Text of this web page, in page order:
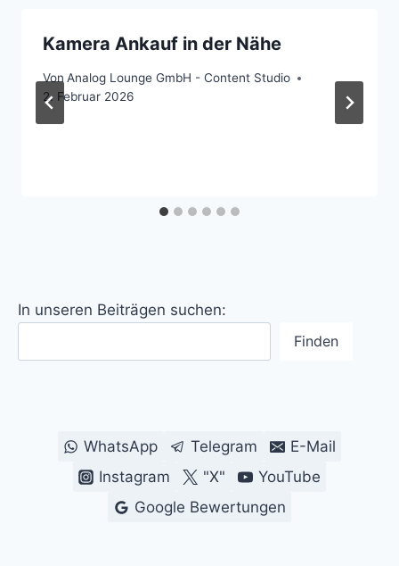
Kamera Ankauf in der Nähe
Von Analog Lounge GmbH - Content Studio
2. Februar 2026
In unseren Beiträgen suchen:
Finden
WhatsApp Telegram
E-Mail
Instagram
"X"
YouTube
Google Bewertungen